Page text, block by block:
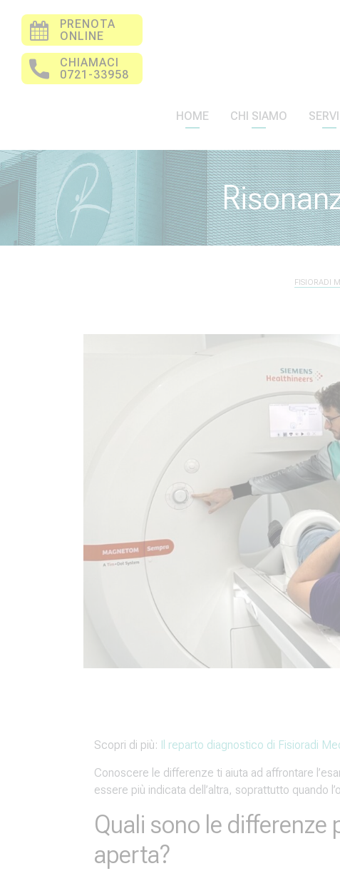
PRENOTA
ONLINE
CHIAMACI
0721-33958
HOME CHI SIAMO
FISIORADI
Scopri di più: Il reparto diagnostico di Fisioradi
Conoscere le differenze ti aiuta ad affrontare
essere più indicata dell’altra, soprattutto quando
Quali sono le differenze
aperta?